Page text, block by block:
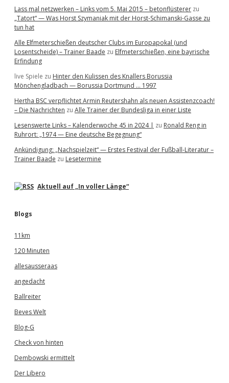
Lass mal netzwerken – Links vom 5. Mai 2015 – betonflüsterer zu
„Tatort“ — Was Horst Szymaniak mit der Horst-Schimanski-Gasse zu
tun hat
Alle Elfmeterschießen deutscher Clubs im Europapokal (und
Losentscheide) – Trainer Baade zu Elfmeterschießen, eine bayrische
Erfindung
live Spiele zu Hinter den Kulissen des Knallers Borussia
Mönchengladbach — Borussia Dortmund … 1997
Hertha BSC verpflichtet Armin Reutershahn als neuen Assistenzcoach!
– Die Nachrichten zu Alle Trainer der Bundesliga in einer Liste
Lesenswerte Links – Kalenderwoche 45 in 2024 | zu Ronald Reng in
Ruhrort: „1974 — Eine deutsche Begegnung“
Ankündigung: „Nachspielzeit“ — Erstes Festival der Fußball-Literatur –
Trainer Baade zu Lesetermine
Aktuell auf „In voller Länge“
Blogs
11km
120 Minuten
allesausseraas
angedacht
Ballreiter
Beves Welt
Blog-G
Check von hinten
Dembowski ermittelt
Der Libero